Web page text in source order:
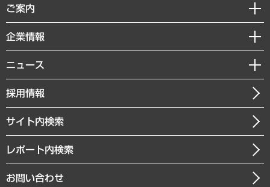
デジタルイノベーション
共生・ダイバーシティ
GRC（ガバナンス・リスク・コンプライアンス）・防災（政策）
経済・産業・雇用・労働
まちづくり・観光・交通・スポーツ・スマートシティ
自然資源・農林水産業・食料システム
経済調査
レポート
コラム
経営用語集
受託・受注実績（官公庁関連）
メディア掲載・出演
ご案内
セミナー・イベント情報
MUFGビジネスセミナー
受託案件情報
企業情報
私たちの想い
社長メッセージ
会社概要
沿革
組織図・本部部室紹介
インドネシア現地法人
ニュース
ニュースリリース
お知らせ
採用情報
サイト内検索
レポート内検索
お問い合わせ